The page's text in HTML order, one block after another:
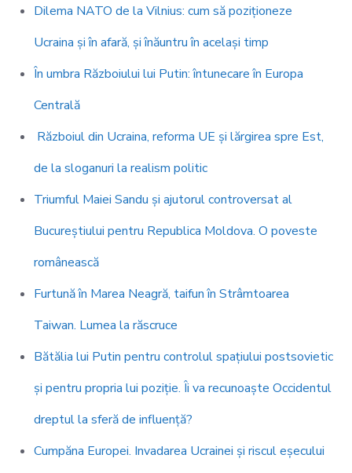
Dilema NATO de la Vilnius: cum să poziționeze
Ucraina și în afară, și înăuntru în același timp
În umbra Războiului lui Putin: întunecare în Europa
Centrală
Războiul din Ucraina, reforma UE și lărgirea spre Est,
de la sloganuri la realism politic
Triumful Maiei Sandu și ajutorul controversat al
Bucureștiului pentru Republica Moldova. O poveste
românească
Furtună în Marea Neagră, taifun în Strâmtoarea
Taiwan. Lumea la răscruce
Bătălia lui Putin pentru controlul spațiului postsovietic
și pentru propria lui poziție. Îi va recunoaște Occidentul
dreptul la sferă de influență?
Cumpăna Europei. Invadarea Ucrainei și riscul eșecului